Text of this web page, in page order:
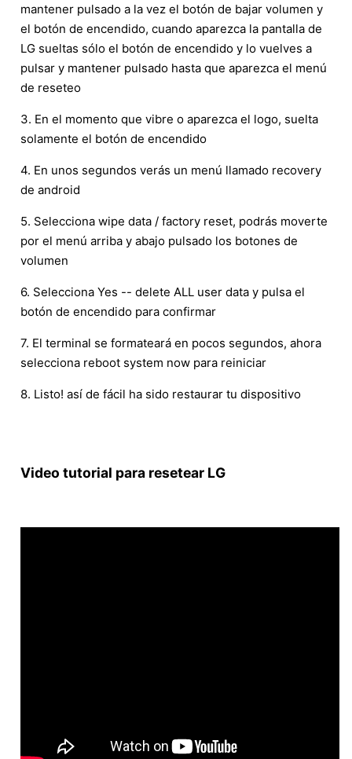
mantener pulsado a la vez el botón de bajar volumen y
el botón de encendido, cuando aparezca la pantalla de
LG sueltas sólo el botón de encendido y lo vuelves a
pulsar y mantener pulsado hasta que aparezca el menú
de reseteo
3. En el momento que vibre o aparezca el logo, suelta
solamente el botón de encendido
4. En unos segundos verás un menú llamado recovery
de android
5. Selecciona wipe data / factory reset, podrás moverte
por el menú arriba y abajo pulsado los botones de
volumen
6. Selecciona Yes -- delete ALL user data y pulsa el
botón de encendido para confirmar
7. El terminal se formateará en pocos segundos, ahora
selecciona reboot system now para reiniciar
8. Listo! así de fácil ha sido restaurar tu dispositivo
Video tutorial para resetear LG